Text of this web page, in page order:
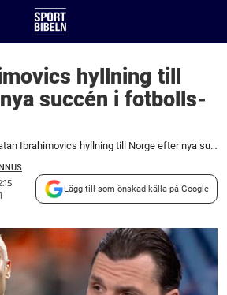
hyllning till
succén i fotbolls-
Zlatan Ibrahimovics hyllning till Norge efter nya succén i fotbolls-VM
Lägg till som önskad källa på Google